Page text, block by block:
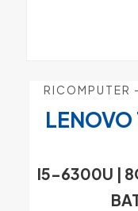
RICOMPUTER
LENOVO
I5-6300U |